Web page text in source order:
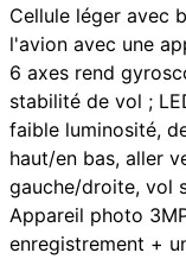
Cellule léger avec
l'avion avec une
6 axes rend
stabilité de vol ;
faible luminosité,
haut/en bas, aller
gauche/droite, vol
Appareil photo
enregistrement +